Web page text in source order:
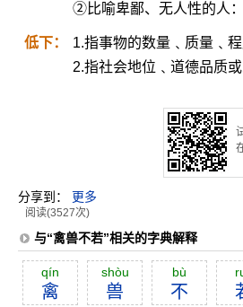
②比喻卑鄙、无人性的人
低下：
1.指事物的数量﹑质量﹑
2.指社会地位﹑道德品质
分享到： 更多
阅读(3527次)
与“禽兽不若”相关的字典解释
qín
禽
shòu
兽
bù
不